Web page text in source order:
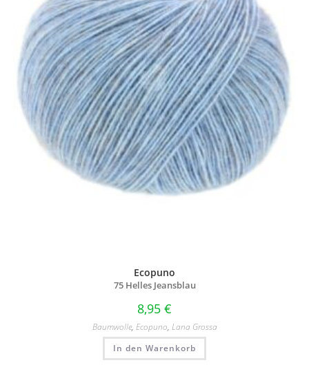
Ecopuno
75 Helles Jeansblau
8,95 €
Baumwolle, Ecopuno, Lana Grossa
In den Warenkorb